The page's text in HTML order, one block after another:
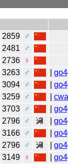
2859
♂
2481
♂
2736
♀
3263 ♂
3094 ♂
3259 ♂ cwa
3703 ♂
2796 ♂
3166 ♂
2796 ♂
3149 ♀